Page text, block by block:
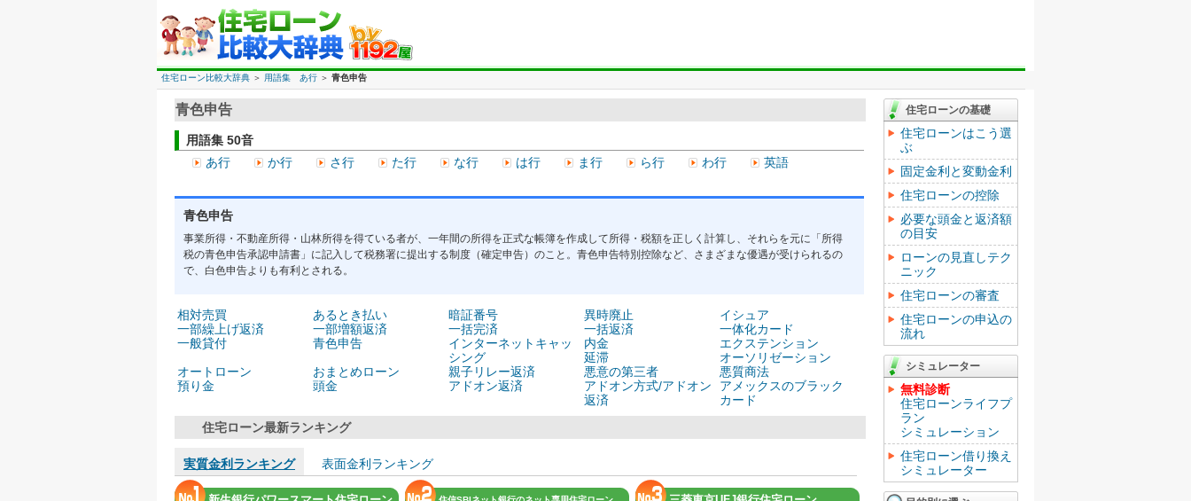
住宅ローン比較大辞典 ＞ 用語集 あ行 ＞ 青色申告
青色申告
用語集 50音
あ行
か行 さ行 た行 な行 は行 ま行 ら行 わ行 英語
青色申告
事業所得・不動産所得・山林所得を得ている者が、一年間の所得を正式な帳簿を作成して所得・税額を正しく計算し、それらを元に「所得
税の青色申告承認申請書」に記入して税務署に提出する制度（確定申告）のこと。青色申告特別控除など、さまざまな優遇が受けられるの
で、白色申告よりも有利とされる。
相対売買 あるとき払い 暗証番号 異時廃止
イシュア
一部繰上げ返済
一部増額返済 一括完済 一括返済
一体化カード
一般貸付
青色申告
インターネットキャッ
シング
内金
エクステンション
延滞
オーソリゼーション
オートローン
おまとめローン 親子リレー返済 悪意の第三者
悪質商法
預り金
頭金 アドオン返済
アドオン方式/アドオン
返済
アメックスのブラック
カード
住宅ローン最新ランキング
実質金利ランキング 表面金利ランキング
住宅ローンの基礎
住宅ローンはこう選
ぶ
固定金利と変動金利
住宅ローンの控除
必要な頭金と返済額
の目安
ローンの見直しテク
ニック
住宅ローンの審査
住宅ローンの申込の
流れ
シミュレーター
無料診断
住宅ローンライフプ
ラン
シミュレーション
住宅ローン借り換え
シミュレーター